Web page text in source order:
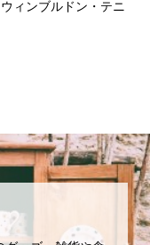
ィンブルドン・テニ